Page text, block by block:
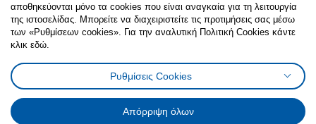
Πολιτική CookiesΔήλωση ψηφιακής προσβασιμότητας
Ρυθμίσεις cookiesΌροι Χρήσης
Γενική Πολιτική Προσωπικών Δεδομένων
Πολιτική Προσωπικών Δεδομένων για ΙΚΕΑ.gr
αποθηκεύονται μόνο τα cookies που είναι αναγκαία για τη λειτουργία
της ιστοσελίδας. Μπορείτε να διαχειριστείτε τις προτιμήσεις σας μέσω
των «Ρυθμίσεων cookies». Για την αναλυτική Πολιτική Cookies κάντε
κλικ εδώ.
Ρυθμίσεις Cookies
Απόρριψη όλων